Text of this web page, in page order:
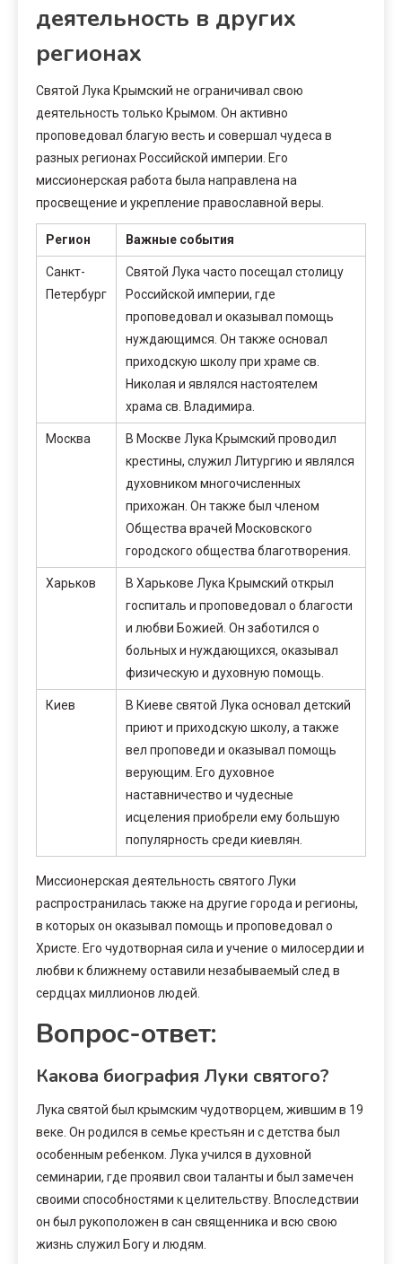
деятельность в других
регионах
Святой Лука Крымский не ограничивал свою
деятельность только Крымом. Он активно
проповедовал благую весть и совершал чудеса в
разных регионах Российской империи. Его
миссионерская работа была направлена на
просвещение и укрепление православной веры.
Регион Важные события
Санкт-
Петербург
Святой Лука часто посещал столицу
Российской империи, где
проповедовал и оказывал помощь
нуждающимся. Он также основал
приходскую школу при храме св.
Николая и являлся настоятелем
храма св. Владимира.
Москва
В Москве Лука Крымский проводил
крестины, служил Литургию и являлся
духовником многочисленных
прихожан. Он также был членом
Общества врачей Московского
городского общества благотворения.
Харьков
В Харькове Лука Крымский открыл
госпиталь и проповедовал о благости
и любви Божией. Он заботился о
больных и нуждающихся, оказывал
физическую и духовную помощь.
Киев
В Киеве святой Лука основал детский
приют и приходскую школу, а также
вел проповеди и оказывал помощь
верующим. Его духовное
наставничество и чудесные
исцеления приобрели ему большую
популярность среди киевлян.
Миссионерская деятельность святого Луки
распространилась также на другие города и регионы,
в которых он оказывал помощь и проповедовал о
Христе. Его чудотворная сила и учение о милосердии и
любви к ближнему оставили незабываемый след в
сердцах миллионов людей.
Вопрос-ответ:
Какова биография Луки святого?
Лука святой был крымским чудотворцем, жившим в 19
веке. Он родился в семье крестьян и с детства был
особенным ребенком. Лука учился в духовной
семинарии, где проявил свои таланты и был замечен
своими способностями к целительству. Впоследствии
он был рукоположен в сан священника и всю свою
жизнь служил Богу и людям.